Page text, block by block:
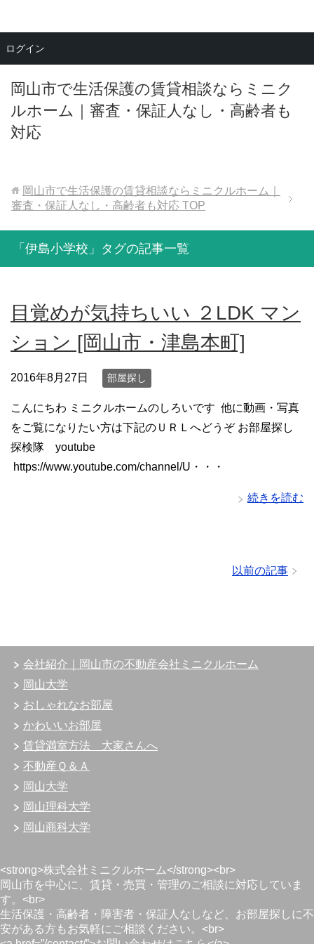
岡山市で生活保護の賃貸相談ならミニク
ルホーム｜審査・保証人なし・高齢者も
対応
メニュー
岡山市で生活保護の賃貸相談ならミニクルホーム｜
審査・保証人なし・高齢者も対応 TOP
「伊島小学校」タグの記事一覧
目覚めが気持ちいい ２LDK マン
ション [岡山市・津島本町]
2016年8月27日 部屋探し
こんにちわ ミニクルホームのしろいです 他に動画・写真
をご覧になりたい方は下記のＵＲＬへどうぞ お部屋探し
探検隊 youtube
https://www.youtube.com/channel/U・・・
続きを読む
以前の記事
会社紹介｜岡山市の不動産会社ミニクルホーム
岡山大学
おしゃれなお部屋
かわいいお部屋
賃貸満室方法 大家さんへ
不動産Ｑ＆Ａ
岡山大学
岡山理科大学
岡山商科大学
<strong>株式会社ミニクルホーム</strong><br>
岡山市を中心に、賃貸・売買・管理のご相談に対応していま
す。<br>
生活保護・高齢者・障害者・保証人なしなど、お部屋探しに不
安がある方もお気軽にご相談ください。<br>
ログイン